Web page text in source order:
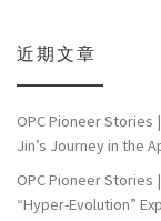
近期文章
OPC Pioneer Stories
Jin’s Journey in the
OPC Pioneer Stories
“Hyper-Evolution”